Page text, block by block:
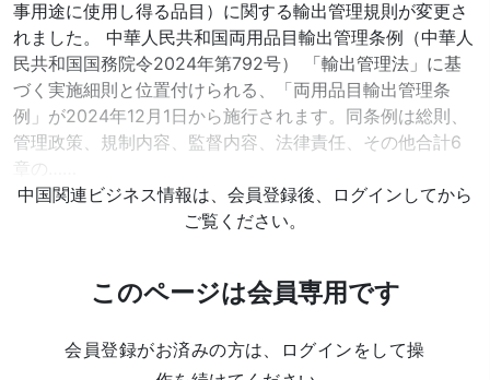
事用途に使用し得る品目）に関する輸出管理規則が変更さ
れました。 中華人民共和国両用品目輸出管理条例（中華人
民共和国国務院令2024年第792号） 「輸出管理法」に基
づく実施細則と位置付けられる、「両用品目輸出管理条
例」が2024年12月1日から施行されます。同条例は総則、
管理政策、規制内容、監督内容、法律責任、その他合計6
章の……
中国関連ビジネス情報は、会員登録後、ログインしてから
ご覧ください。
このページは会員専用です
会員登録がお済みの方は、ログインをして操